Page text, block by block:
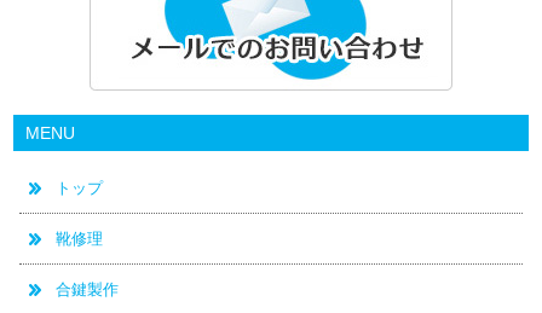
MENU
トップ
靴修理
合鍵製作